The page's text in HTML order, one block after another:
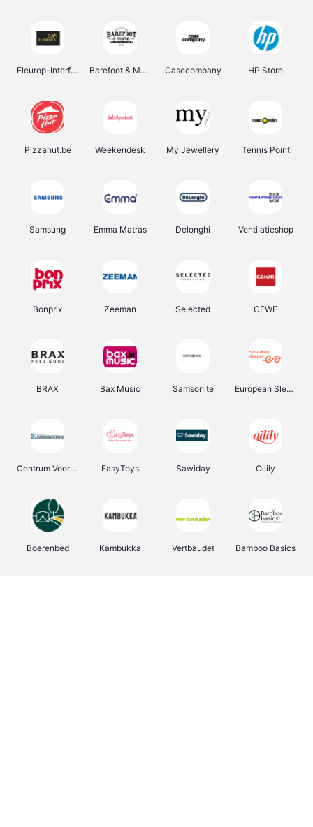
Fleurop-Interflora Barefoot & More Casecompany HP Store
Pizzahut.be Weekendesk My Jewellery Tennis Point
Samsung Emma Matras Delonghi Ventilatieshop
Bonprix Zeeman Selected CEWE
BRAX Bax Music Samsonite European Sleeper
Centrum Voor Avondonderwijs EasyToys Sawiday Oilily
Boerenbed Kambukka Vertbaudet Bamboo Basics